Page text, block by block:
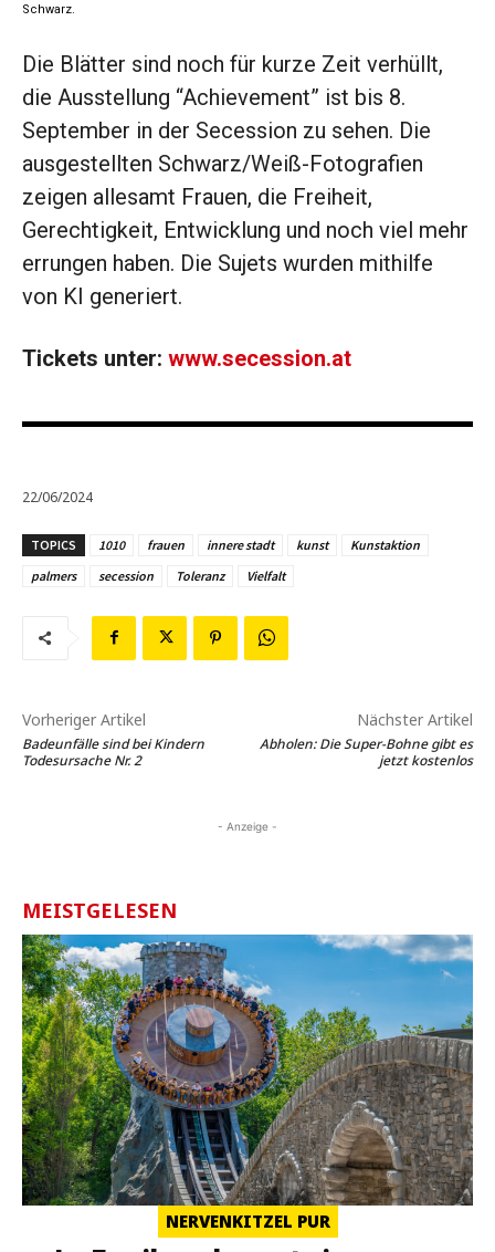
Schwarz.
Die Blätter sind noch für kurze Zeit verhüllt,
die Ausstellung “Achievement” ist bis 8.
September in der Secession zu sehen. Die
ausgestellten Schwarz/Weiß-Fotografien
zeigen allesamt Frauen, die Freiheit,
Gerechtigkeit, Entwicklung und noch viel mehr
errungen haben. Die Sujets wurden mithilfe
von KI generiert.
Tickets unter: www.secession.at
22/06/2024
TOPICS 1010 frauen innere stadt kunst
Kunstaktion
palmers
secession Toleranz Vielfalt
Vorheriger Artikel
Badeunfälle sind bei Kindern
Todesursache Nr. 2
Nächster Artikel
Abholen: Die Super-Bohne gibt es
jetzt kostenlos
- Anzeige -
MEISTGELESEN
NERVENKITZEL PUR